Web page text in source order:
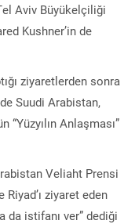
Aviv Büyükelçiliği
Kushner’in de
ziyaretlerden sonra
Suudi Arabistan,
“Yüzyılın Anlaşması”
Veliaht Prensi
Riyad’ı ziyaret eden
da istifanı ver” dediği